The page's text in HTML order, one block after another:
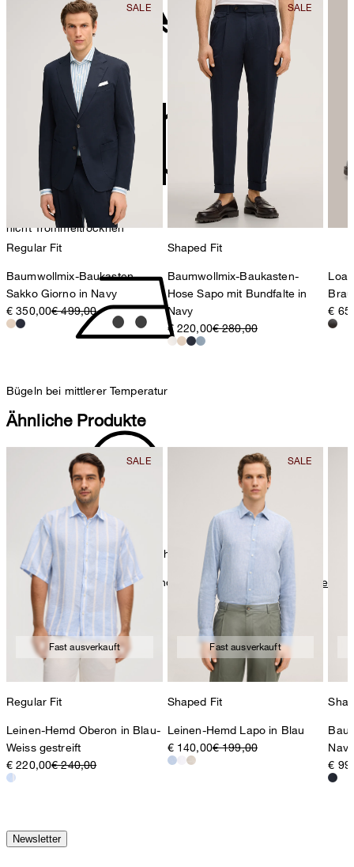
nicht bleichen
nicht Trommeltrocknen
Bügeln bei mittlerer Temperatur
chemische Reinigung mit Perchlorethylen, schonend
Weitere Pflegeinformationen finden Sie unter:
Unsere Qualitäten:
Baumwolle
78467 Konstanz
Deutschland
contact@strellson.com
Produzent
Strellson AG
Sonnenwiesenstrasse 21
8280 Kreuzlingen
Schweiz
Regular Fit
Baumwollmix-Baukasten-
Sakko Giorno in Navy
€ 350,00€ 499,00
Shaped Fit
Baumwollmix-Baukasten-
Hose Sapo mit Bundfalte in
Navy
€ 220,00€ 280,00
€
Ähnliche Produkte
Fast ausverkauft
Regular Fit
Leinen-Hemd Oberon in Blau-
Weiss gestreift
€ 220,00€ 240,00
Fast ausverkauft
Shaped Fit
Leinen-Hemd Lapo in Blau
€ 140,00€ 199,00
Navy
€
Newsletter